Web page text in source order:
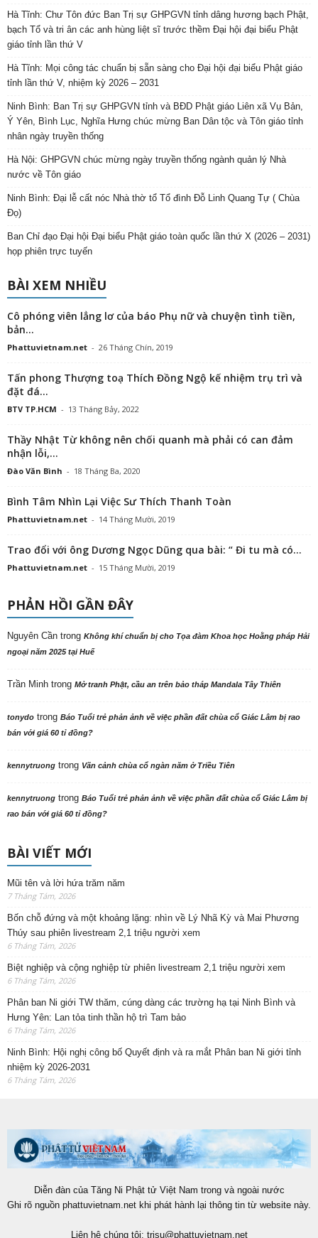
Hà Tĩnh: Chư Tôn đức Ban Trị sự GHPGVN tỉnh dâng hương bạch Phật,
bạch Tổ và tri ân các anh hùng liệt sĩ trước thềm Đại hội đại biểu Phật
giáo tỉnh lần thứ V
Hà Tĩnh: Mọi công tác chuẩn bị sẵn sàng cho Đại hội đại biểu Phật giáo
tỉnh lần thứ V, nhiệm kỳ 2026 – 2031
Ninh Bình: Ban Trị sự GHPGVN tỉnh và BĐD Phật giáo Liên xã Vụ Bản,
Ý Yên, Bình Lục, Nghĩa Hưng chúc mừng Ban Dân tộc và Tôn giáo tỉnh
nhân ngày truyền thống
Hà Nội: GHPGVN chúc mừng ngày truyền thống ngành quản lý Nhà
nước về Tôn giáo
Ninh Bình: Đại lễ cất nóc Nhà thờ tổ Tổ đình Đỗ Linh Quang Tự ( Chùa
Đọ)
Ban Chỉ đạo Đại hội Đại biểu Phật giáo toàn quốc lần thứ X (2026 – 2031)
họp phiên trực tuyến
BÀI XEM NHIỀU
Cô phóng viên lẳng lơ của báo Phụ nữ và chuyện tình tiền,
bản...
Phattuvietnam.net - 26 Tháng Chín, 2019
Tấn phong Thượng toạ Thích Đồng Ngộ kế nhiệm trụ trì và
đặt đá...
BTV TP.HCM - 13 Tháng Bảy, 2022
Thầy Nhật Từ không nên chối quanh mà phải có can đảm
nhận lỗi,...
Đào Văn Bình - 18 Tháng Ba, 2020
Bình Tâm Nhìn Lại Việc Sư Thích Thanh Toàn
Phattuvietnam.net - 14 Tháng Mười, 2019
Trao đổi với ông Dương Ngọc Dũng qua bài: “ Đi tu mà có...
Phattuvietnam.net - 15 Tháng Mười, 2019
PHẢN HỒI GẦN ĐÂY
Nguyên Cần trong Không khí chuẩn bị cho Tọa đàm Khoa học Hoằng pháp Hải
ngoại năm 2025 tại Huế
Trần Minh trong Mở tranh Phật, cầu an trên bảo tháp Mandala Tây Thiên
tonydo trong Báo Tuổi trẻ phản ảnh về việc phần đất chùa cổ Giác Lâm bị rao
bán với giá 60 tỉ đồng?
kennytruong trong Vãn cảnh chùa cổ ngàn năm ở Triều Tiên
kennytruong trong Báo Tuổi trẻ phản ảnh về việc phần đất chùa cổ Giác Lâm bị
rao bán với giá 60 tỉ đồng?
BÀI VIẾT MỚI
Mũi tên và lời hứa trăm năm
7 Tháng Tám, 2026
Bốn chỗ đứng và một khoảng lặng: nhìn về Lý Nhã Kỳ và Mai Phương
Thúy sau phiên livestream 2,1 triệu người xem
6 Tháng Tám, 2026
Biệt nghiệp và cộng nghiệp từ phiên livestream 2,1 triệu người xem
6 Tháng Tám, 2026
Phân ban Ni giới TW thăm, cúng dàng các trường hạ tại Ninh Bình và
Hưng Yên: Lan tỏa tinh thần hộ trì Tam bảo
6 Tháng Tám, 2026
Ninh Bình: Hội nghị công bố Quyết định và ra mắt Phân ban Ni giới tỉnh
nhiệm kỳ 2026-2031
6 Tháng Tám, 2026
Diễn đàn của Tăng Ni Phật tử Việt Nam trong và ngoài nước
Ghi rõ nguồn phattuvietnam.net khi phát hành lại thông tin từ website này.
Liên hệ chúng tôi: trisu@phattuvietnam.net